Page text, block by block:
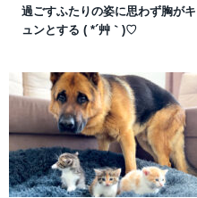
過ごすふたりの姿に思わず胸がキ
ュンとする ( *´艸｀)♡